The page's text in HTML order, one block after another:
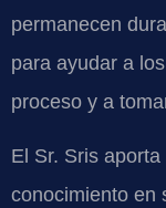
permanecen
para ayudar a
proceso y a
El Sr. Sris
conocimiento en